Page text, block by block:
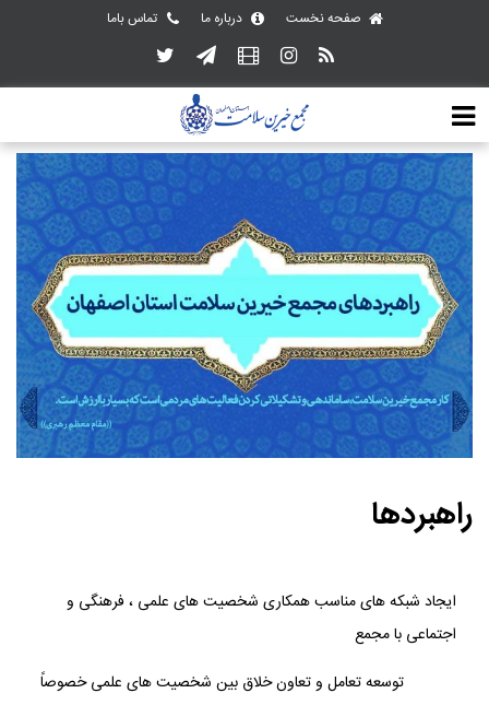
صفحه نخست درباره ما تماس باما
راهبردها
ایجاد شبکه های مناسب همکاری شخصیت های علمی ، فرهنگی و
اجتماعی با مجمع
توسعه تعامل و تعاون خلاق بین شخصیت های علمی خصوصاً